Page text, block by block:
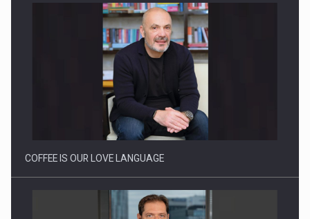
Proteinmaxxing and the Future of Protein Demand
COFFEE IS OUR LOVE LANGUAGE